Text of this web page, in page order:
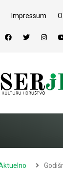
Impressum